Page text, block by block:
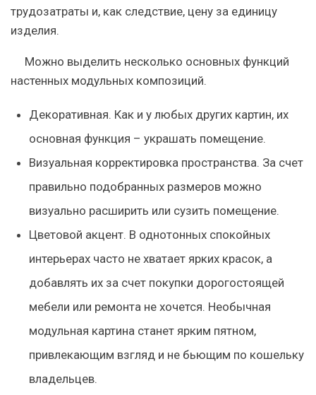
трудозатраты и, как следствие, цену за единицу
изделия.
Можно выделить несколько основных функций
настенных модульных композиций.
Декоративная. Как и у любых других картин, их
основная функция – украшать помещение.
Визуальная корректировка пространства. За счет
правильно подобранных размеров можно
визуально расширить или сузить помещение.
Цветовой акцент. В однотонных спокойных
интерьерах часто не хватает ярких красок, а
добавлять их за счет покупки дорогостоящей
мебели или ремонта не хочется. Необычная
модульная картина станет ярким пятном,
привлекающим взгляд и не бьющим по кошельку
владельцев.